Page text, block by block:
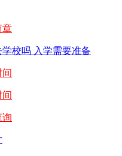
章
校吗 入学需要准备
询